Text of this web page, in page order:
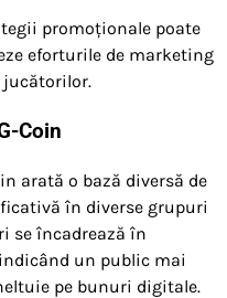
promoționale poate
eforturile de marketing
Coin
arată o bază diversă de
în diverse grupuri
se încadrează în
un public mai
pe bunuri digitale.